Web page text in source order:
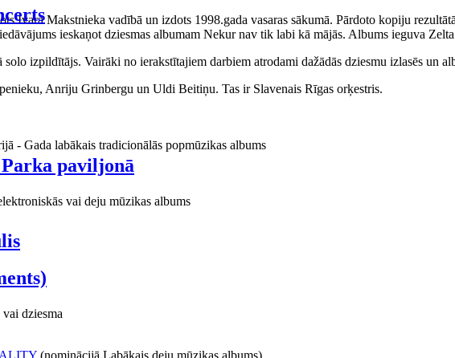
paviljonā
Ivara Makstnieka vadībā un izdots 1998.gada vasaras sākumā. Pārdoto kopiju
ieskaņot dziesmas albumam Nekur nav tik labi kā mājās. Albums ieguva
izpildītājs. Vairāki no ierakstītajiem darbiem atrodami dažādās dziesmu izlasēs un
Anriju Grinbergu un Uldi Beitiņu. Tas ir Slavenais Rīgas orķestris.
- Gada labākais tradicionālās popmūzikas albums
vai deju mūzikas albums
dziesma
(nominācijā Labākais deju mūzikas albums)